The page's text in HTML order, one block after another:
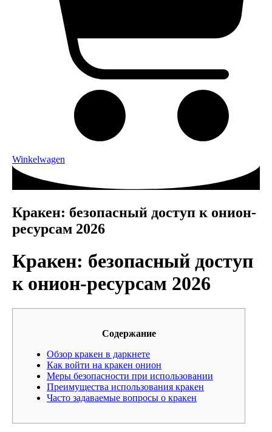
Winkelwagen
Кракен: безопасный доступ к онион-
ресурсам 2026
Кракен: безопасный доступ
к онион-ресурсам 2026
Содержание
Обзор кракен в даркнете
Как войти на кракен онион
Меры безопасности при использовании
Преимущества использования кракен
Часто задаваемые вопросы о кракен